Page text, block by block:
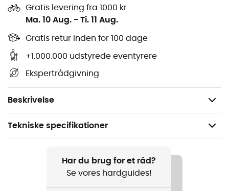
Gratis levering fra 1000 kr
Ma. 10 Aug. - Ti. 11 Aug.
Gratis retur inden for 100 dage
+1.000.000 udstyrede eventyrere
Ekspertrådgivning
Beskrivelse
Fuldstændig foret indvendigt med netstof for
bedre komfort og ventilation,
Justering med elastik og stopper,
Sideflap kan løftes med velcrosystem,
Vægt: 70 g.
Tekniske specifikationer
Vandreture / Trekking / Rejse / Det daglige liv
Har du brug for et råd?
Se vores hardguides!